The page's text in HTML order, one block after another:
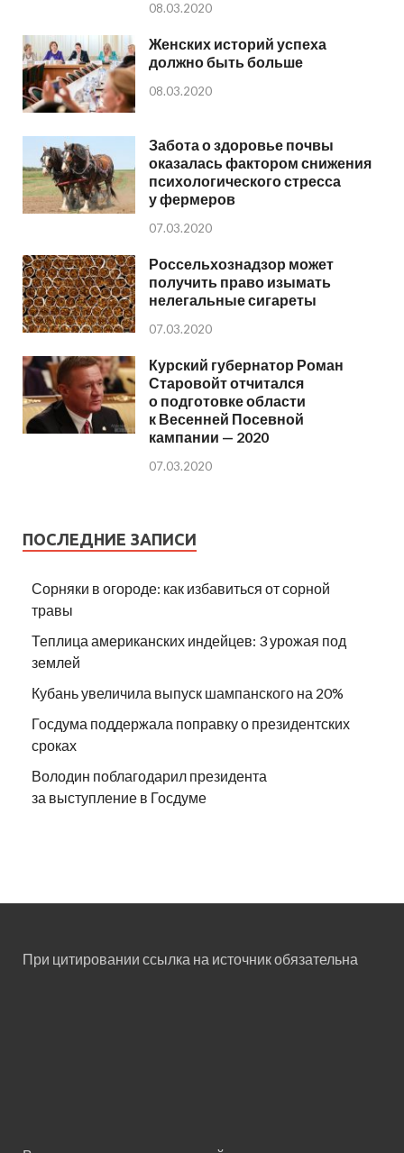
08.03.2020
Женских историй успеха
должно быть больше
08.03.2020
Забота о здоровье почвы
оказалась фактором снижения
психологического стресса
у фермеров
07.03.2020
Россельхознадзор может
получить право изымать
нелегальные сигареты
07.03.2020
Курский губернатор Роман
Старовойт отчитался
о подготовке области
к Весенней Посевной
кампании — 2020
07.03.2020
ПОСЛЕДНИЕ ЗАПИСИ
Сорняки в огороде: как избавиться от сорной
травы
Теплица американских индейцев: 3 урожая под
землей
Кубань увеличила выпуск шампанского на 20%
Госдума поддержала поправку о президентских
сроках
Володин поблагодарил президента
за выступление в Госдуме
При цитировании ссылка на источник обязательна